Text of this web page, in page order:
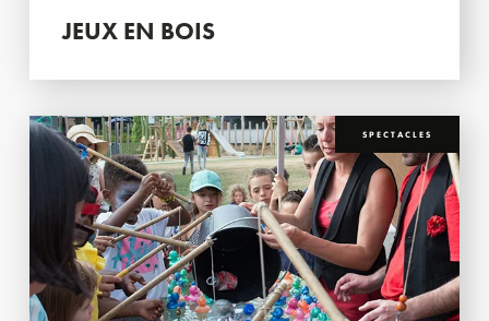
JEUX EN BOIS
SPECTACLES